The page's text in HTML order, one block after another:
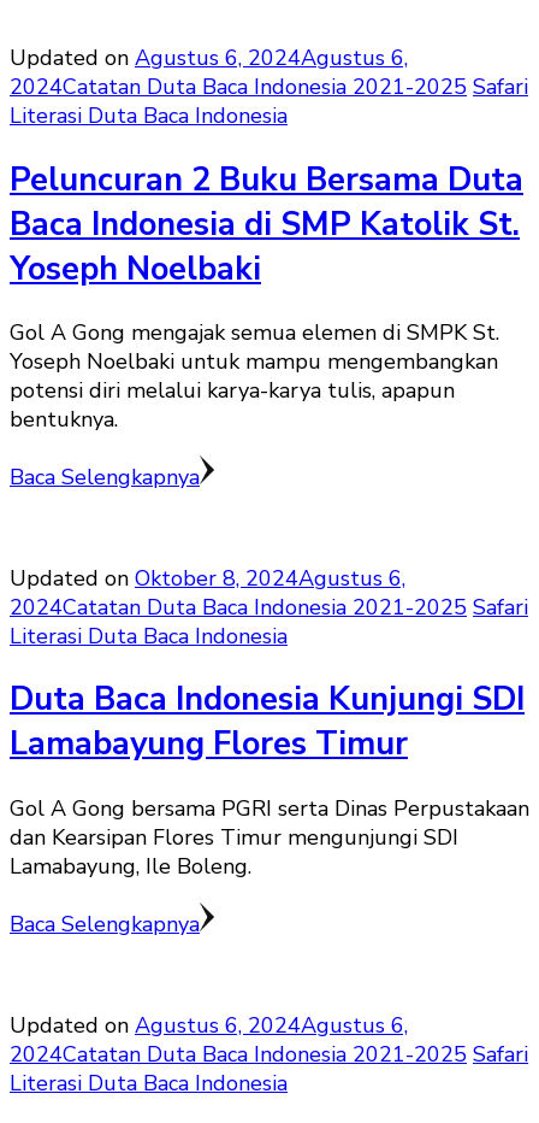
Updated on Agustus 6, 2024Agustus 6,
2024Catatan Duta Baca Indonesia 2021-2025 Safari
Literasi Duta Baca Indonesia
Peluncuran 2 Buku Bersama Duta
Baca Indonesia di SMP Katolik St.
Yoseph Noelbaki
Gol A Gong mengajak semua elemen di SMPK St.
Yoseph Noelbaki untuk mampu mengembangkan
potensi diri melalui karya-karya tulis, apapun
bentuknya.
Baca Selengkapnya
Updated on Oktober 8, 2024Agustus 6,
2024Catatan Duta Baca Indonesia 2021-2025 Safari
Literasi Duta Baca Indonesia
Duta Baca Indonesia Kunjungi SDI
Lamabayung Flores Timur
Gol A Gong bersama PGRI serta Dinas Perpustakaan
dan Kearsipan Flores Timur mengunjungi SDI
Lamabayung, Ile Boleng.
Baca Selengkapnya
Updated on Agustus 6, 2024Agustus 6,
2024Catatan Duta Baca Indonesia 2021-2025 Safari
Literasi Duta Baca Indonesia